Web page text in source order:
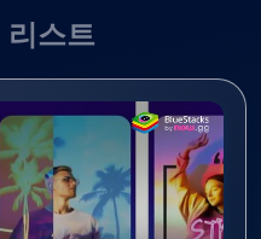
리스트